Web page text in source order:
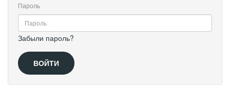
Пароль
Забыли пароль?